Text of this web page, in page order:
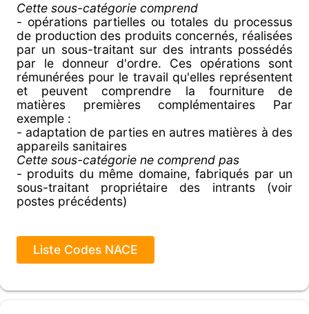
Cette sous-catégorie comprend
- opérations partielles ou totales du processus
de production des produits concernés, réalisées
par un sous-traitant sur des intrants possédés
par le donneur d'ordre. Ces opérations sont
rémunérées pour le travail qu'elles représentent
et peuvent comprendre la fourniture de
matières premières complémentaires Par
exemple :
- adaptation de parties en autres matières à des
appareils sanitaires
Cette sous-catégorie ne comprend pas
- produits du même domaine, fabriqués par un
sous-traitant propriétaire des intrants (voir
postes précédents)
Liste Codes NACE